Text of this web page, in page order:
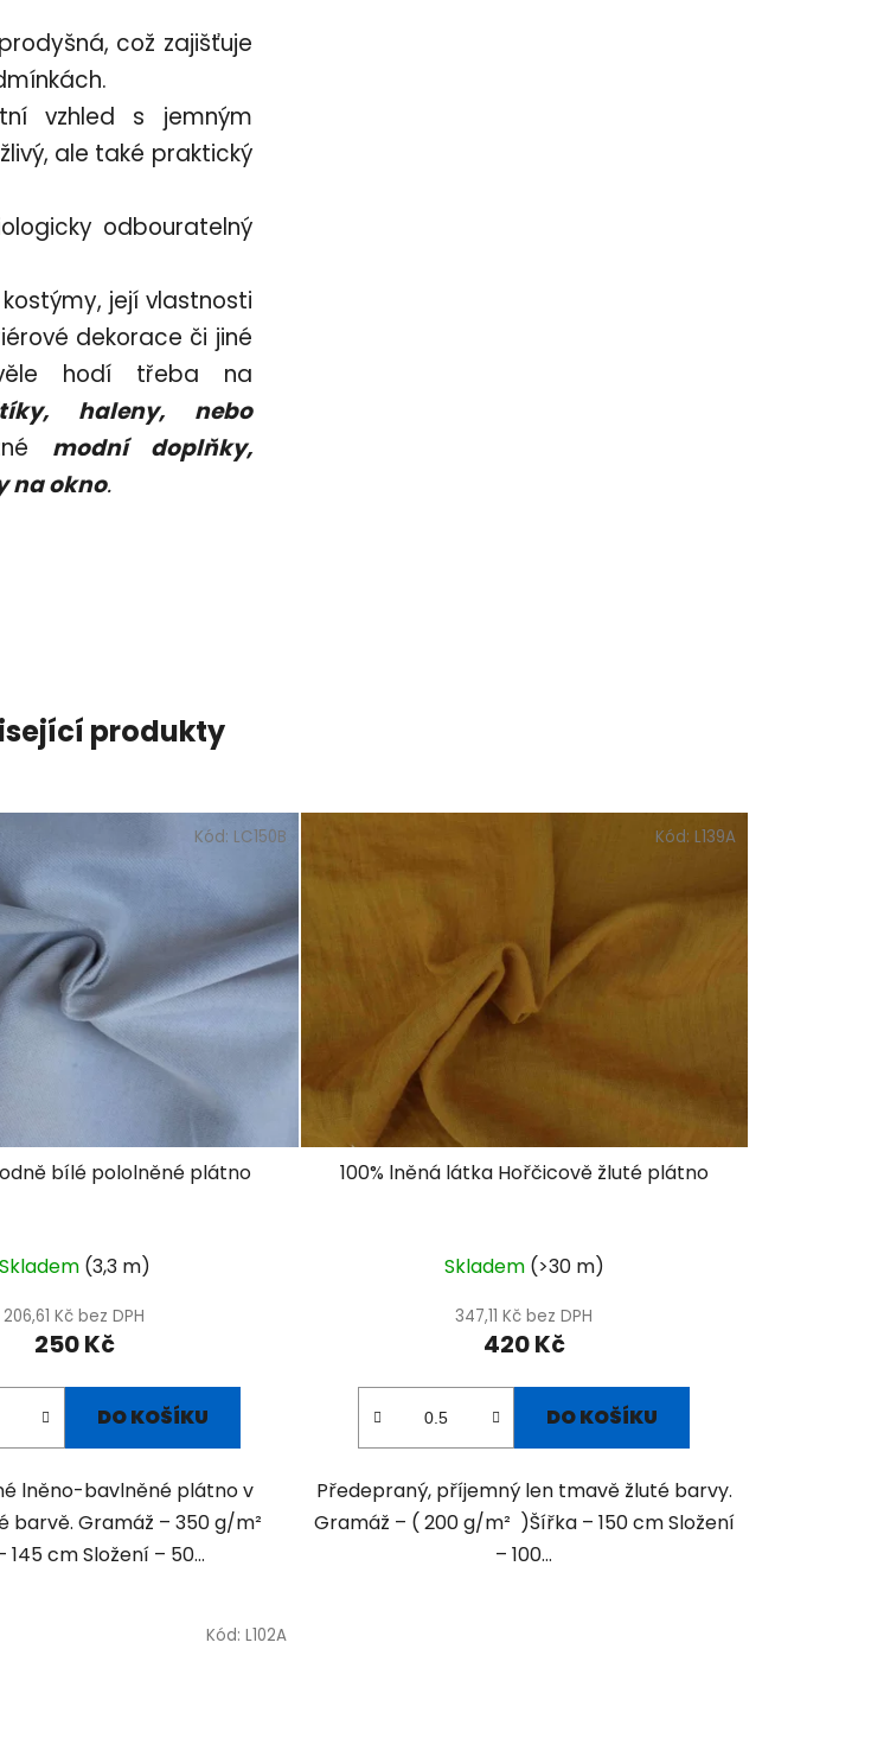
což zajišťuje
vzhled s jemným
ale také praktický
odbouratelný
její vlastnosti
dekorace či jiné
hodí třeba na
haleny, nebo
modní doplňky,
na okno.
produkty
bílé pololněné plátno
Skladem (3,3 m)
206,61 Kč bez DPH
250 Kč
DO KOŠÍKU
lněno-bavlněné plátno v
barvě. Gramáž – 350 g/m²
145 cm Složení – 50...
Kód: LC150B
100% lněná látka Hořčicově žluté plátno
Skladem (>30 m)
347,11 Kč bez DPH
420 Kč
DO KOŠÍKU
Předepraný, příjemný len tmavě žluté barvy.
Gramáž – ( 200 g/m² )Šířka – 150 cm Složení
– 100...
Kód: L139A
Kód: L102A